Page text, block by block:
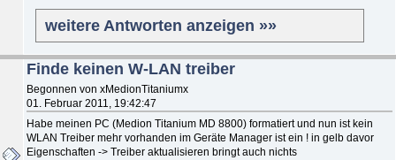
weitere Antworten anzeigen »»
Finde keinen W-LAN treiber
Begonnen von xMedionTitaniumx
01. Februar 2011, 19:42:47
Habe meinen PC (Medion Titanium MD 8800) formatiert und nun ist kein
WLAN Treiber mehr vorhanden im Geräte Manager ist ein ! in gelb davor
Eigenschaften -> Treiber aktualisieren bringt auch nichts